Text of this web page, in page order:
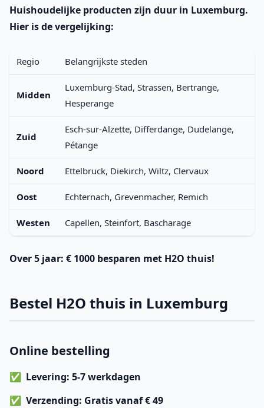
Huishoudelijke producten zijn duur in Luxemburg.
Hier is de vergelijking:
Regio Belangrijkste steden
Midden
Luxemburg-Stad, Strassen, Bertrange,
Hesperange
Zuid
Esch-sur-Alzette, Differdange, Dudelange,
Pétange
Noord Ettelbruck, Diekirch, Wiltz, Clervaux
Oost Echternach, Grevenmacher, Remich
Westen Capellen, Steinfort, Bascharage
Over 5 jaar: € 1000 besparen met H2O thuis!
Bestel H2O thuis in Luxemburg
Online bestelling
Levering: 5-7 werkdagen
Verzending: Gratis vanaf € 49